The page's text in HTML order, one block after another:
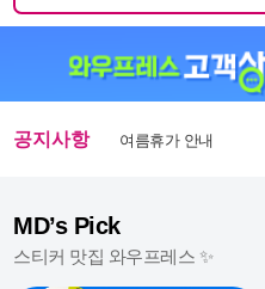
공지사항
여름휴가 안내
MD’s Pick
스티커 맛집 와우프레스 ✨